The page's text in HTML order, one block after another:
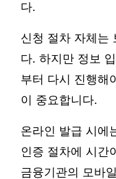
다.
신청 절차 자체는
다. 하지만 정보
부터 다시 진행해
이 중요합니다.
온라인 발급 시에
인증 절차에 시간
금융기관의 모바